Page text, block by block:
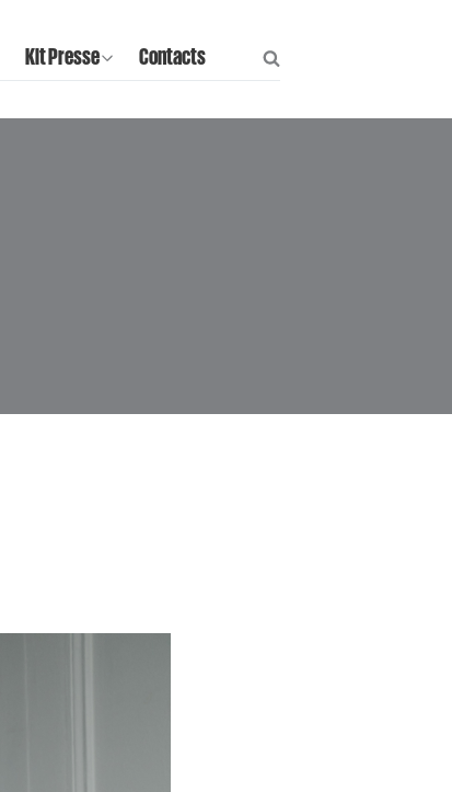
Kit Presse Contacts